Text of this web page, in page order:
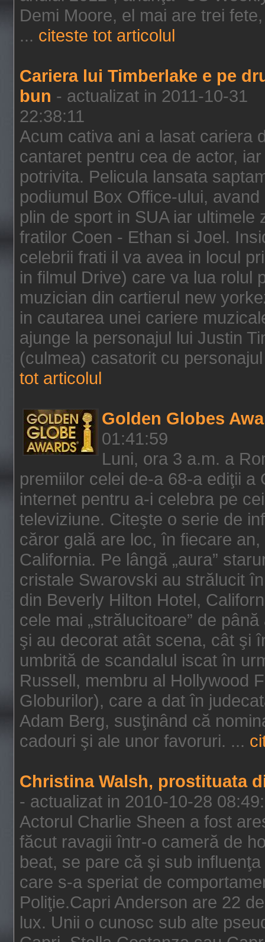
Demi Moore, el mai are trei
... citeste tot articolul
Cariera lui Timberlake e pe
bun - actualizat in 2011-10-31
22:38:11
Acum cativa ani a lasat cariera
cantaret pentru cea de actor,
potrivita. Pelicula lansata
podiumul Box Office-ului,
plin de sport in SUA iar
fratilor Coen - Ethan si Joel.
celebrii frati il va avea in locul
in filmul Drive) care va lua rolul
muzician din cartierul new
in cautarea unei cariere
ajunge la personajul lui Justin
(culmea) casatorit cu
tot articolul
Golden Globes
01:41:59
Luni, ora 3 a.m. a
premiilor celei de-a 68-a ediţii
internet pentru a-i celebra pe
televiziune. Citeşte o serie de
căror gală are loc, în fiecare
California. Pe lângă „aura”
cristale Swarovski au strălucit
din Beverly Hilton Hotel,
cele mai „strălucitoare” de
şi au decorat atât scena, cât şi
umbrită de scandalul iscat în
Russell, membru al Hollywood
Globurilor), care a dat în
Adam Berg, susţinând că
cadouri şi ale unor favoruri. ...
Christina Walsh, prostituata
- actualizat in 2010-10-28
Actorul Charlie Sheen a fost
făcut ravagii într-o cameră de
beat, se pare că şi sub
care s-a speriat de
Poliţie.Capri Anderson are 22
lux. Unii o cunosc sub alte